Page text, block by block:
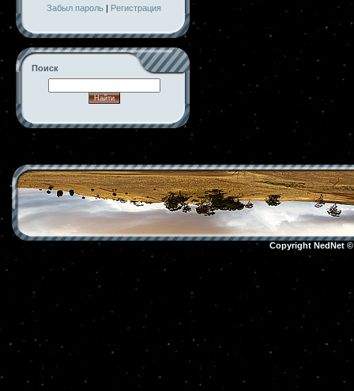
Забыл пароль | Регистрация
Поиск
Copyright NedNet